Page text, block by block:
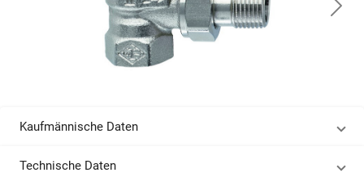
Kaufmännische Daten
Technische Daten